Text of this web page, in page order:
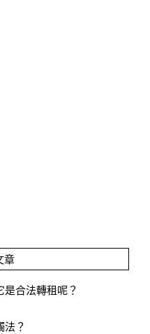
章
合法轉租呢？
？